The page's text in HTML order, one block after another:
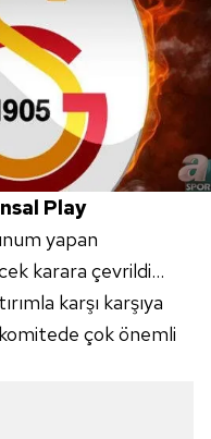
Play
yapan
karara çevrildi...
karşı karşıya
komitede çok önemli